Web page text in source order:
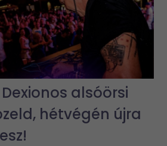
alsóörsi
hétvégén újra